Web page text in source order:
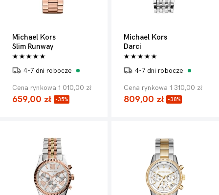
Michael Kors
Slim Runway
4-7 dni robocze
Cena rynkowa 1 010,00 zł
659,00 zł -35%
Michael Kors
Darci
4-7 dni robocze
Cena rynkowa 1 310,00 zł
809,00 zł -38%